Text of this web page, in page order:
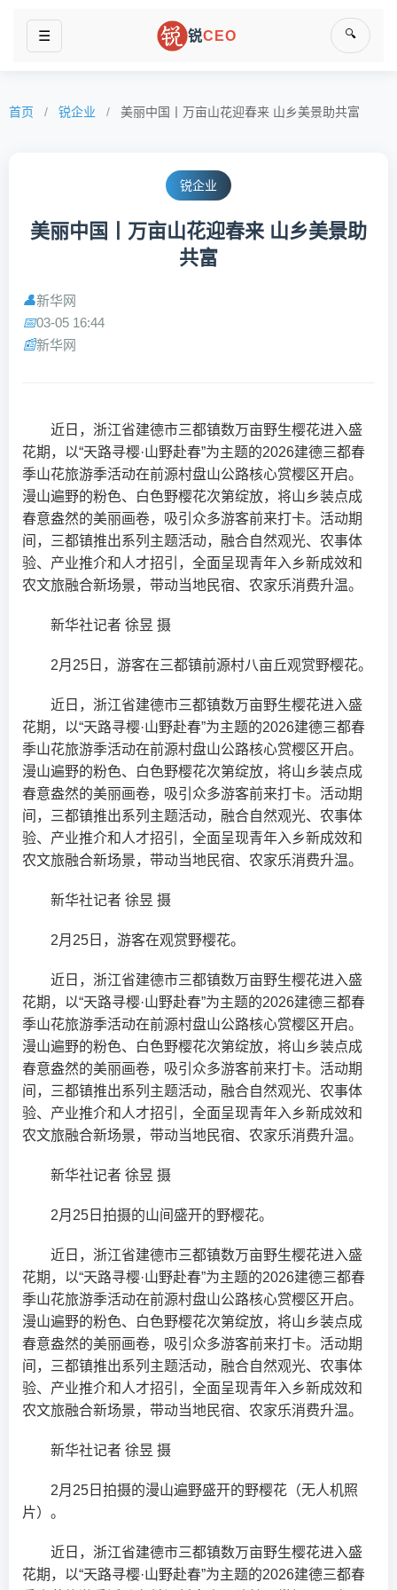
☰ 锐CEO 🔍
首页 / 锐企业 / 美丽中国丨万亩山花迎春来 山乡美景助共富
锐企业
美丽中国丨万亩山花迎春来 山乡美景助
共富
👤新华网
📅03-05 16:44
📰新华网
近日，浙江省建德市三都镇数万亩野生樱花进入盛
花期，以“天路寻樱·山野赴春”为主题的2026建德三都春
季山花旅游季活动在前源村盘山公路核心赏樱区开启。
漫山遍野的粉色、白色野樱花次第绽放，将山乡装点成
春意盎然的美丽画卷，吸引众多游客前来打卡。活动期
间，三都镇推出系列主题活动，融合自然观光、农事体
验、产业推介和人才招引，全面呈现青年入乡新成效和
农文旅融合新场景，带动当地民宿、农家乐消费升温。
新华社记者 徐昱 摄
2月25日，游客在三都镇前源村八亩丘观赏野樱花。
近日，浙江省建德市三都镇数万亩野生樱花进入盛
花期，以“天路寻樱·山野赴春”为主题的2026建德三都春
季山花旅游季活动在前源村盘山公路核心赏樱区开启。
漫山遍野的粉色、白色野樱花次第绽放，将山乡装点成
春意盎然的美丽画卷，吸引众多游客前来打卡。活动期
间，三都镇推出系列主题活动，融合自然观光、农事体
验、产业推介和人才招引，全面呈现青年入乡新成效和
农文旅融合新场景，带动当地民宿、农家乐消费升温。
新华社记者 徐昱 摄
2月25日，游客在观赏野樱花。
近日，浙江省建德市三都镇数万亩野生樱花进入盛
花期，以“天路寻樱·山野赴春”为主题的2026建德三都春
季山花旅游季活动在前源村盘山公路核心赏樱区开启。
漫山遍野的粉色、白色野樱花次第绽放，将山乡装点成
春意盎然的美丽画卷，吸引众多游客前来打卡。活动期
间，三都镇推出系列主题活动，融合自然观光、农事体
验、产业推介和人才招引，全面呈现青年入乡新成效和
农文旅融合新场景，带动当地民宿、农家乐消费升温。
新华社记者 徐昱 摄
2月25日拍摄的山间盛开的野樱花。
近日，浙江省建德市三都镇数万亩野生樱花进入盛
花期，以“天路寻樱·山野赴春”为主题的2026建德三都春
季山花旅游季活动在前源村盘山公路核心赏樱区开启。
漫山遍野的粉色、白色野樱花次第绽放，将山乡装点成
春意盎然的美丽画卷，吸引众多游客前来打卡。活动期
间，三都镇推出系列主题活动，融合自然观光、农事体
验、产业推介和人才招引，全面呈现青年入乡新成效和
农文旅融合新场景，带动当地民宿、农家乐消费升温。
新华社记者 徐昱 摄
2月25日拍摄的漫山遍野盛开的野樱花（无人机照
片）。
近日，浙江省建德市三都镇数万亩野生樱花进入盛
花期，以“天路寻樱·山野赴春”为主题的2026建德三都春